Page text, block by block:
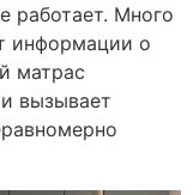
работает. Много
информации о
матрас
вызывает